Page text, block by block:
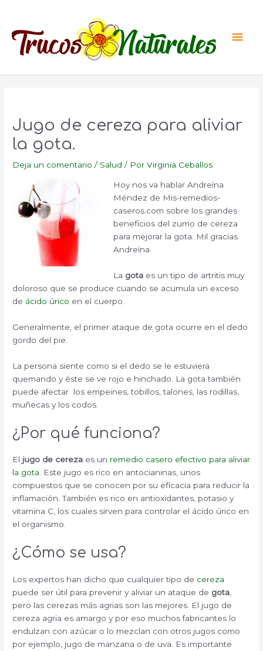
contenido
Jugo de cereza para aliviar
la gota.
Deja un comentario / Salud / PorVirginia Ceballos
Hoy nos va hablar Andreína
Méndez de Mis-remedios-
caseros.com sobre los grandes
beneficios del zumo de cereza
para mejorar la gota. Mil gracias
Andreína.
La gota es un tipo de artritis muy
doloroso que se produce cuando se acumula un exceso
de ácido úrico en el cuerpo.
Generalmente, el primer ataque de gota ocurre en el dedo
gordo del pie.
La persona siente como si el dedo se le estuviera
quemando y éste se ve rojo e hinchado. La gota también
puede afectar los empeines, tobillos, talones, las rodillas,
muñecas y los codos.
¿Por qué funciona?
El jugo de cereza es un remedio casero efectivo para aliviar
la gota. Este jugo es rico en antocianinas, unos
compuestos que se conocen por su eficacia para reducir la
inflamación. También es rico en antioxidantes, potasio y
vitamina C, los cuales sirven para controlar el ácido úrico en
el organismo.
¿Cómo se usa?
Los expertos han dicho que cualquier tipo de cereza
puede ser útil para prevenir y aliviar un ataque de gota
pero las cerezas más agrias son las mejores. El jugo de
cereza agria es amargo y por eso muchos fabricantes lo
endulzan con azúcar o lo mezclan con otros jugos como
por ejemplo, jugo de manzana o de uva. Es importante